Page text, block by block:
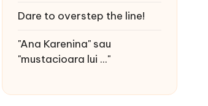
Dare to overstep the line!
"Ana Karenina" sau
"mustacioara lui ..."